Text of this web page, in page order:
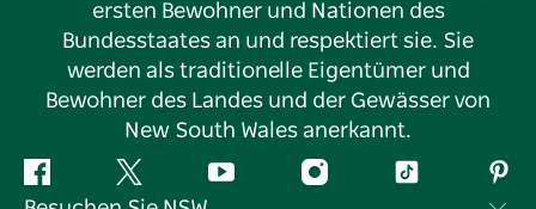
ersten Bewohner und Nationen des
Bundesstaates an und respektiert sie. Sie
werden als traditionelle Eigentümer und
Bewohner des Landes und der Gewässer von
New South Wales anerkannt.
Facebook Twitter YouTube InstagramTikTok